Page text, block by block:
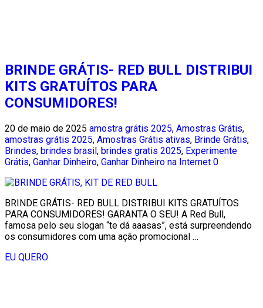
BRINDE GRÁTIS- RED BULL DISTRIBUI
KITS GRATUÍTOS PARA
CONSUMIDORES!
20 de maio de 2025 amostra grátis 2025, Amostras Grátis,
amostras grátis 2025, Amostras Grátis ativas, Brinde Grátis,
Brindes, brindes brasil, brindes gratis 2025, Experimente
Grátis, Ganhar Dinheiro, Ganhar Dinheiro na Internet 0
BRINDE GRÁTIS- RED BULL DISTRIBUI KITS GRATUÍTOS
PARA CONSUMIDORES! GARANTA O SEU! A Red Bull,
famosa pelo seu slogan “te dá aaasas”, está surpreendendo
os consumidores com uma ação promocional …
EU QUERO